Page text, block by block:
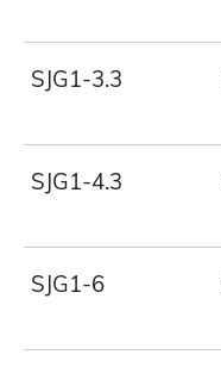
SJG1-3.3
SJG1-4.3
SJG1-6